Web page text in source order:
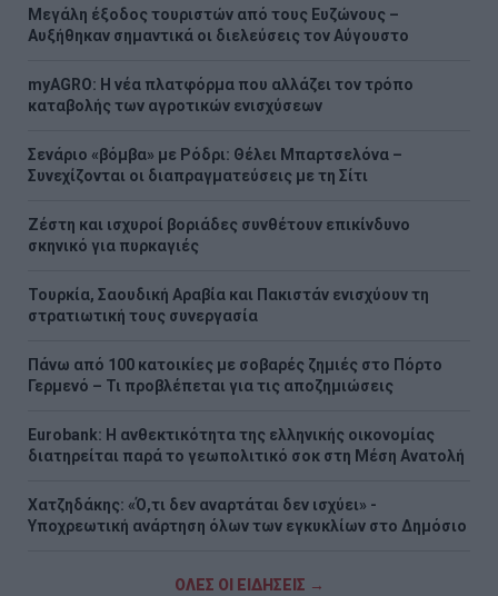
Μεγάλη έξοδος τουριστών από τους Ευζώνους –
Αυξήθηκαν σημαντικά οι διελεύσεις τον Αύγουστο
myAGRO: Η νέα πλατφόρμα που αλλάζει τον τρόπο
καταβολής των αγροτικών ενισχύσεων
Σενάριο «βόμβα» με Ρόδρι: Θέλει Μπαρτσελόνα –
Συνεχίζονται οι διαπραγματεύσεις με τη Σίτι
Ζέστη και ισχυροί βοριάδες συνθέτουν επικίνδυνο
σκηνικό για πυρκαγιές
Τουρκία, Σαουδική Αραβία και Πακιστάν ενισχύουν τη
στρατιωτική τους συνεργασία
Πάνω από 100 κατοικίες με σοβαρές ζημιές στο Πόρτο
Γερμενό – Τι προβλέπεται για τις αποζημιώσεις
Eurobank: Η ανθεκτικότητα της ελληνικής οικονομίας
διατηρείται παρά το γεωπολιτικό σοκ στη Μέση Ανατολή
Χατζηδάκης: «Ό,τι δεν αναρτάται δεν ισχύει» -
Υποχρεωτική ανάρτηση όλων των εγκυκλίων στο Δημόσιο
ΟΛΕΣ ΟΙ ΕΙΔΗΣΕΙΣ →